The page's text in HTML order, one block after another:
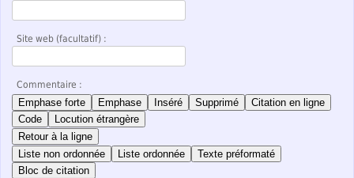
Site web (facultatif) :
Commentaire :
Emphase forte Emphase Inséré Supprimé
Citation en ligne
Code
Locution étrangère
Retour à la ligne
Liste non ordonnée
Liste ordonnée
Texte préformaté
Bloc de citation